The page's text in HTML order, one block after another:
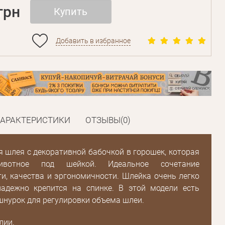
Купить
Добавить в избранное
ОТЗЫВЫ(0)
шлея с декоративной бабочкой в горошек, которая
под шейкой. Идеальное сочетание
качества и эргономичности. Шлейка очень легко
крепится на спинке. В этой модели есть
для регулировки объема шлеи.
Зарегистрироваться